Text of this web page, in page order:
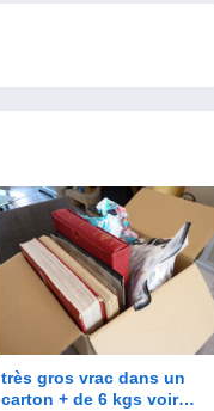
très gros vrac dans un
carton + de 6 kgs voir